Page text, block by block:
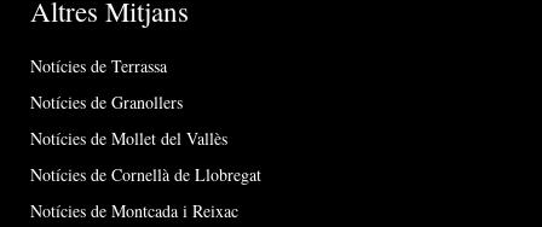
Altres Mitjans
Notícies de Terrassa
Notícies de Granollers
Notícies de Mollet del Vallès
Notícies de Cornellà de Llobregat
Notícies de Montcada i Reixac